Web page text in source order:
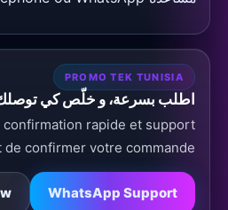
PROMO TEK TUNISIA
اطلب بسرعة، و خلّص كي
confirmation rapide et support
de confirmer votre commande.
WhatsApp Support